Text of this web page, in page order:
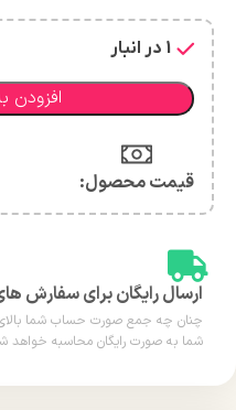
1 در انبار
افزودن
قیمت محصول:​
ارسال رایگان برای سفارش های بالای 10
شما به صورت رایگان محاسبه خواهد